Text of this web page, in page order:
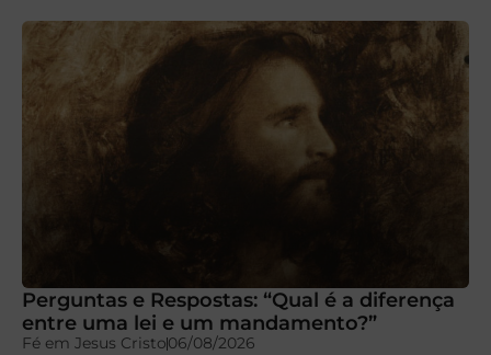
Perguntas e Respostas: “Qual é a diferença
entre uma lei e um mandamento?”
Fé em Jesus Cristo06/08/2026